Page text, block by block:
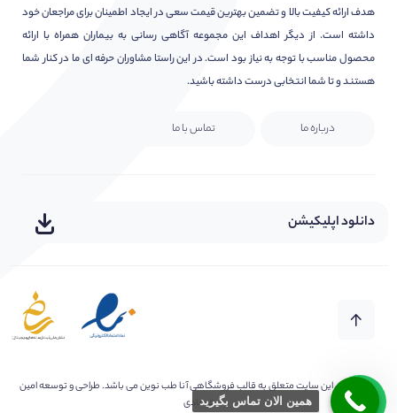
هدف ارائه کیفیت بالا و تضمین بهترین قیمت سعی در ایجاد اطمینان برای مراجعان خود
داشته است. از دیگر اهداف این مجموعه آگاهی رسانی به بیماران همراه با ارائه
محصول مناسب با توجه به نیاز بود است. در این راستا مشاوران حرفه ای ما در کنار شما
هستند و تا شما انتخابی درست داشته باشید.
درباره ما تماس با ما
دانلود اپلیکیشن
کلیه حقوق این سایت متعلق بهقالب فروشگاهی آنا طب نوینمی باشد. طراحی و توسعه امین
فرهادیهمین الان تماس بگیرید